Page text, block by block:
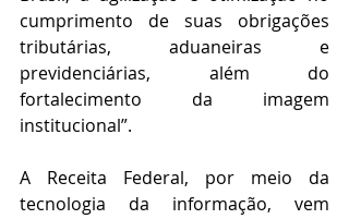
cumprimento de suas obrigações
tributárias, aduaneiras e
previdenciárias, além do
fortalecimento da imagem
institucional”.
A Receita Federal, por meio da
tecnologia da informação, vem